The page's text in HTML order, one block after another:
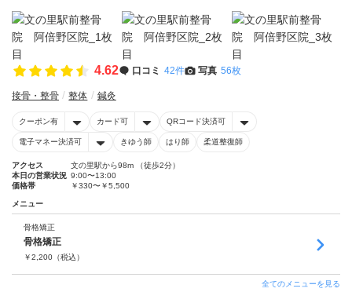
4.62 口コミ 42件 写真 56枚
接骨・整骨 整体 鍼灸
クーポン有 カード可 QRコード決済可
電子マネー決済可 きゆう師 はり師 柔道整復師
アクセス
文の里駅から98m （徒歩2分）
本日の営業状況 9:00〜13:00
価格帯
￥330〜￥5,500
メニュー
骨格矯正
骨格矯正
￥2,200 （税込）
全てのメニューを見る